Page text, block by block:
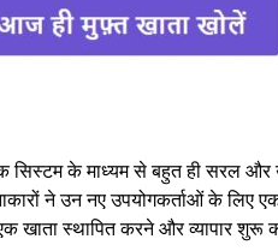
सिस्टम के माध्यम से बहुत ही सरल और
ने उन नए उपयोगकर्ताओं के लिए
स्थापित करने और व्यापार शुरू